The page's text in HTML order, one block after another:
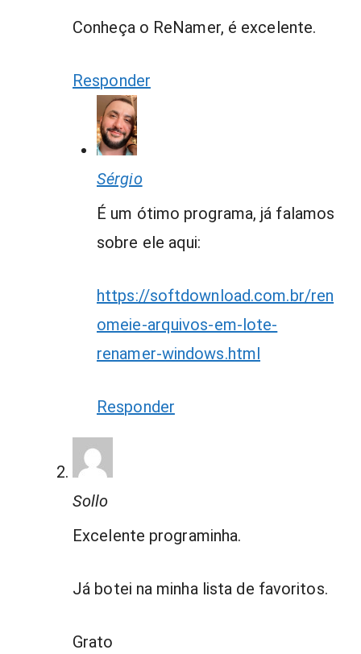
Conheça o ReNamer, é excelente.
Responder
Sérgio
É um ótimo programa, já falamos
sobre ele aqui:
https://softdownload.com.br/ren
omeie-arquivos-em-lote-
renamer-windows.html
Responder
Sollo
Excelente programinha.
Já botei na minha lista de favoritos.
Grato